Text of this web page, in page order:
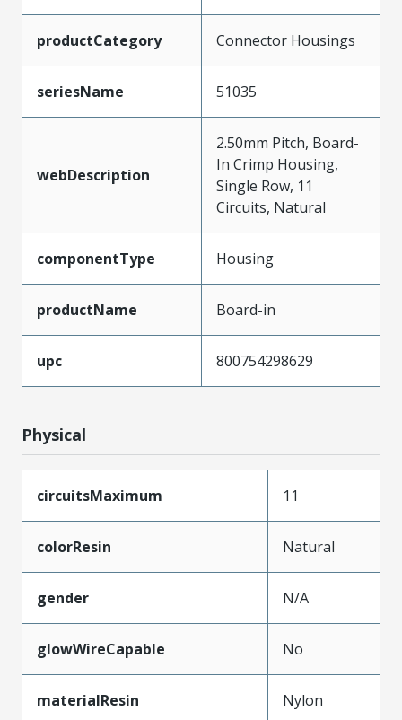
productCategory Connector Housings
seriesName 51035
webDescription
2.50mm Pitch, Board-
In Crimp Housing,
Single Row, 11
Circuits, Natural
componentType Housing
productName Board-in
upc 800754298629
Physical
circuitsMaximum 11
colorResin Natural
gender N/A
glowWireCapable No
materialResin Nylon